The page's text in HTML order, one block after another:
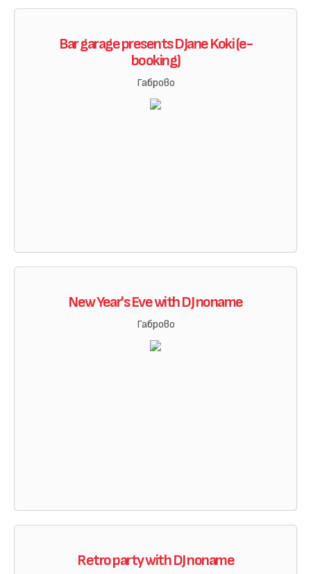
Bar garage presents DJane Koki (e-
booking)
Габрово
New Year's Eve with DJ noname
Габрово
Retro party with DJ noname